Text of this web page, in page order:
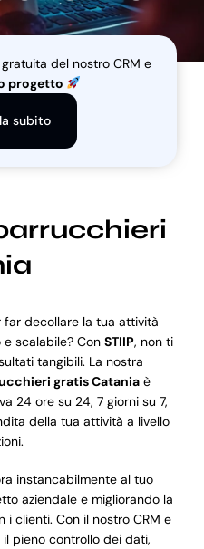
del nostro CRM e
progetto
subito
decollare la tua attività
e scalabile? Con STIIP, non ti
tangibili. La nostra
gratis Cataniaè
24 ore su 24, 7 giorni su 7,
della tua attività a livello
instancabilmente al tuo
aziendale e migliorando la
i clienti. Con il nostro CRM e
pieno controllo dei dati,